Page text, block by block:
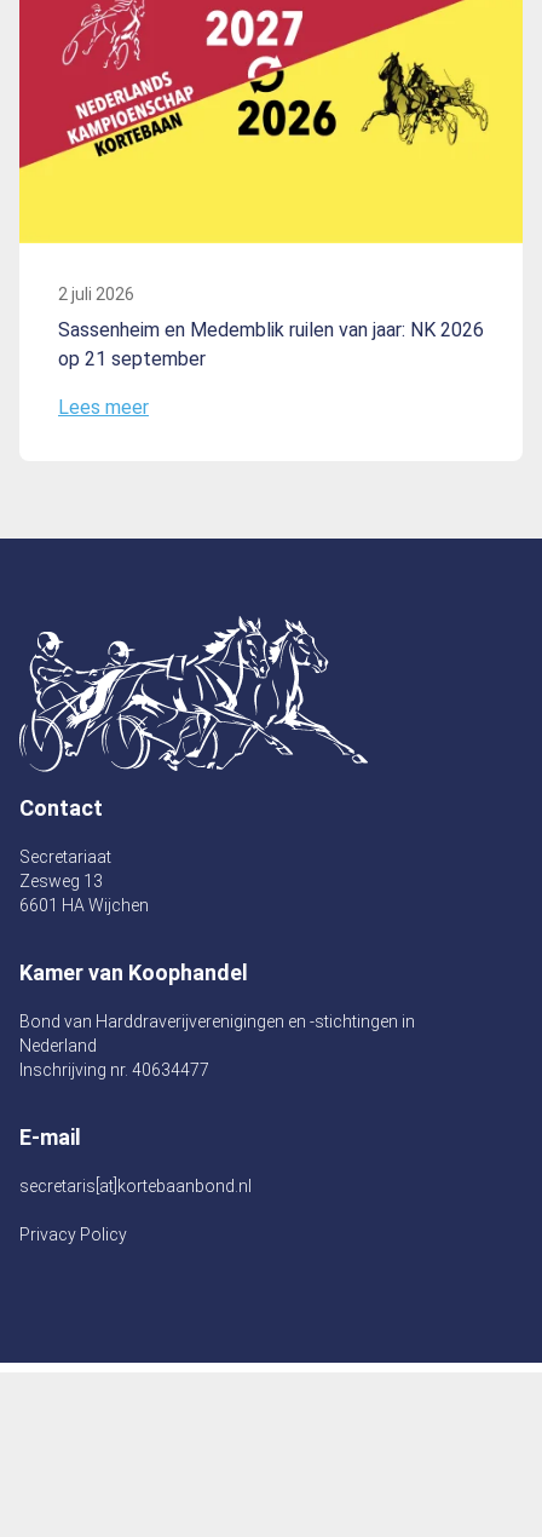
2 juli 2026
Sassenheim en Medemblik ruilen van jaar: NK 2026
op 21 september
Lees meer
Contact
Secretariaat
Zesweg 13
6601 HA Wijchen
Kamer van Koophandel
Bond van Harddraverijverenigingen en -stichtingen in
Nederland
Inschrijving nr. 40634477
E-mail
secretaris[at]kortebaanbond.nl
Privacy Policy